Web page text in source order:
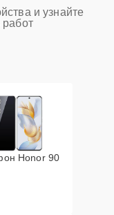
и узнайте
работ
Honor 90